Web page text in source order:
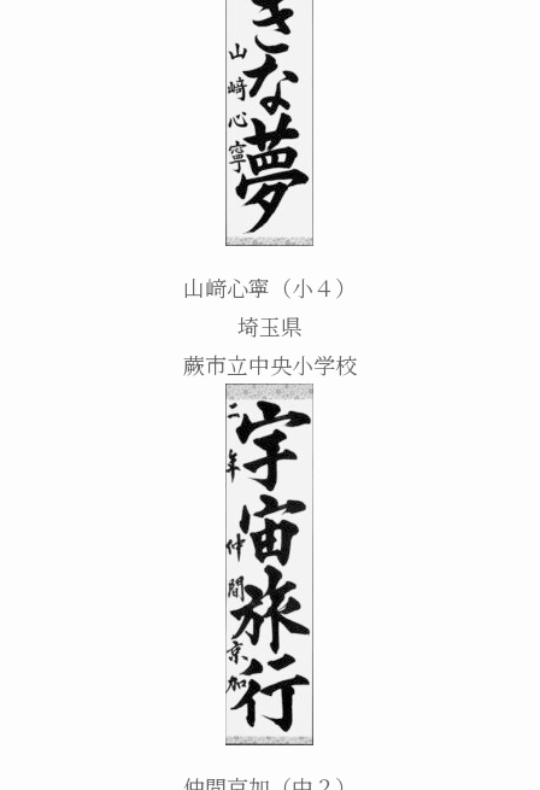
山﨑心寧（小４）
埼玉県
蕨市立中央小学校